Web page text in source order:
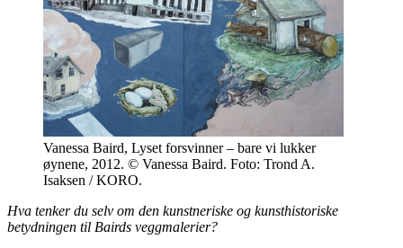
Vanessa Baird, Lyset forsvinner – bare vi lukker
øynene, 2012. © Vanessa Baird. Foto: Trond A.
Isaksen / KORO.
Hva tenker du selv om den kunstneriske og kunsthistoriske
betydningen til Bairds veggmalerier?